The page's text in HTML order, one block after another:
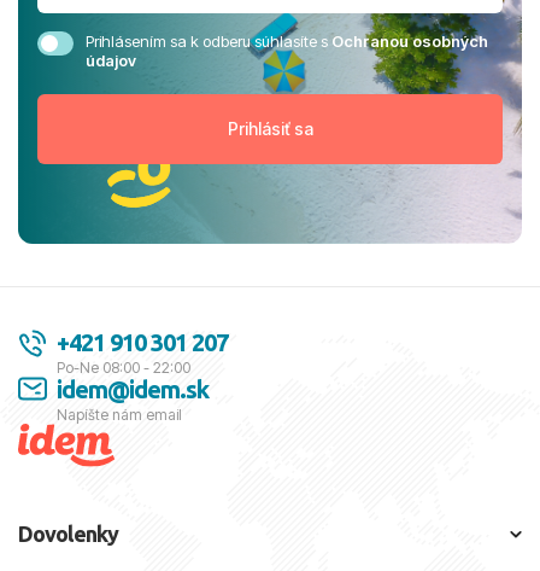
Prihlásením sa k odberu súhlasíte sOchranou osobných
údajov
+421 910 301 207
Po-Ne 08:00 - 22:00
idem@idem.sk
Napíšte nám email
Dovolenky